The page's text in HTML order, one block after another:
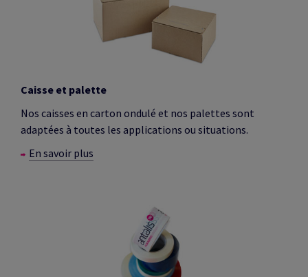
Caisse et palette
Nos caisses en carton ondulé et nos palettes sont
adaptées à toutes les applications ou situations.
En savoir plus